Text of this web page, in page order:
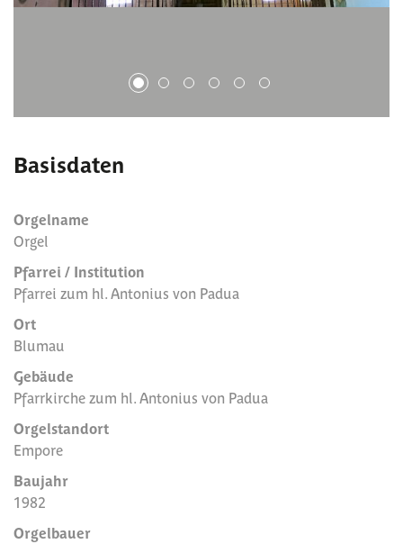
1 2 3 4 5 6
Basisdaten
Orgelname
Orgel
Pfarrei / Institution
Pfarrei zum hl. Antonius von Padua
Ort
Blumau
Gebäude
Pfarrkirche zum hl. Antonius von Padua
Orgelstandort
Empore
Baujahr
1982
Orgelbauer